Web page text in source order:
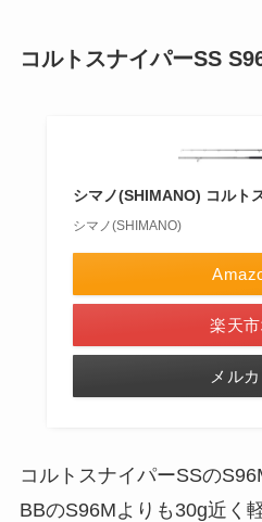
コルトスナイパーSS
シマノ(SHIMANO) コルト
シマノ(SHIMANO)
楽天
メルカ
コルトスナイパーSSの
BBのS96Mよりも30g近く